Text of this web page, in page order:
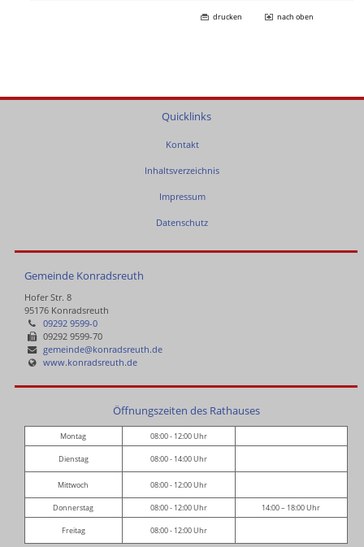
drucken nach oben
Quicklinks
Kontakt
Inhaltsverzeichnis
Impressum
Datenschutz
Gemeinde Konradsreuth
Hofer Str. 8
95176 Konradsreuth
09292 9599-0
09292 9599-70
gemeinde@konradsreuth.de
www.konradsreuth.de
Öffnungszeiten des Rathauses
Montag 08:00 - 12:00 Uhr
Dienstag 08:00 - 14:00 Uhr
Mittwoch 08:00 - 12:00 Uhr
Donnerstag 08:00 - 12:00 Uhr 14:00 – 18:00 Uhr
Freitag 08:00 - 12:00 Uhr